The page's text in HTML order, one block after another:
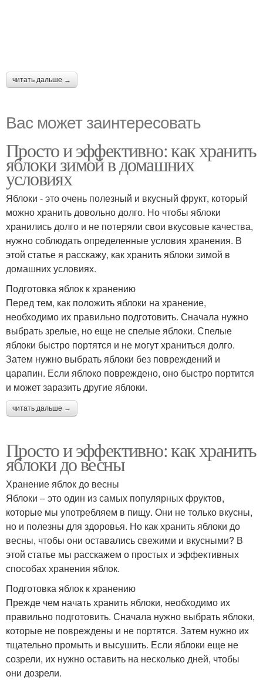
читать дальше →
Вас может заинтересовать
Просто и эффективно: как хранить
яблоки зимой в домашних
условиях
Яблоки - это очень полезный и вкусный фрукт, который
можно хранить довольно долго. Но чтобы яблоки
хранились долго и не потеряли свои вкусовые качества,
нужно соблюдать определенные условия хранения. В
этой статье я расскажу, как хранить яблоки зимой в
домашних условиях.
Подготовка яблок к хранению
Перед тем, как положить яблоки на хранение,
необходимо их правильно подготовить. Сначала нужно
выбрать зрелые, но еще не спелые яблоки. Спелые
яблоки быстро портятся и не могут храниться долго.
Затем нужно выбрать яблоки без повреждений и
царапин. Если яблоко повреждено, оно быстро портится
и может заразить другие яблоки.
читать дальше →
Просто и эффективно: как хранить
яблоки до весны
Хранение яблок до весны
Яблоки – это один из самых популярных фруктов,
которые мы употребляем в пищу. Они не только вкусны,
но и полезны для здоровья. Но как хранить яблоки до
весны, чтобы они оставались свежими и вкусными? В
этой статье мы расскажем о простых и эффективных
способах хранения яблок.
Подготовка яблок к хранению
Прежде чем начать хранить яблоки, необходимо их
правильно подготовить. Сначала нужно выбрать яблоки,
которые не повреждены и не портятся. Затем нужно их
тщательно промыть и высушить. Если яблоки еще не
созрели, их нужно оставить на несколько дней, чтобы
они дозрели.